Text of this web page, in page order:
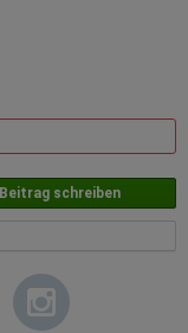
Beitrag schreiben